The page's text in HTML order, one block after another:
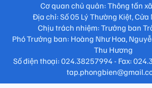
Cơ quan chủ quản: Thông tấn
Địa chỉ: Số 05 Lý Thường Kiệt, Cửa
Chịu trách nhiệm: Trưởng ban
Phó Trưởng ban: Hoàng Như Hoa,
Thu Hương
Số điện thoại: 024.38257994 - Fax: